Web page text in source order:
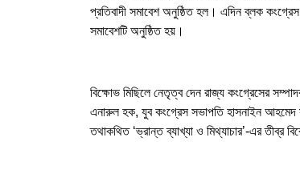
প্রতিবাদী সমাবেশ অনুষ্ঠিত হল। এদিন ব্লক কংগ্রেস
সমাবেশটি অনুষ্ঠিত হয়।
বিক্ষোভ মিছিলে নেতৃত্ব দেন রাজ্য কংগ্রেসের
এনারুল হক, যুব কংগ্রেস সভাপতি হাসনাইন আহমেদ
তথাকথিত ‘ভ্রান্ত ব্যাখ্যা ও মিথ্যাচার’-এর তীব্র